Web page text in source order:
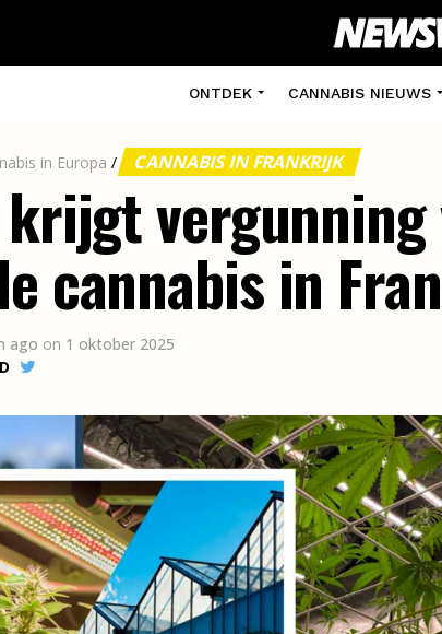
ONTDEK CANNABIS NIEUWS
in Europa / CANNABIS IN FRANKRIJK
krijgt
cannabis in
ago on 1 oktober 2025